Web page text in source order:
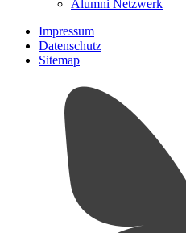
Alumni Netzwerk
Impressum
Datenschutz
Sitemap